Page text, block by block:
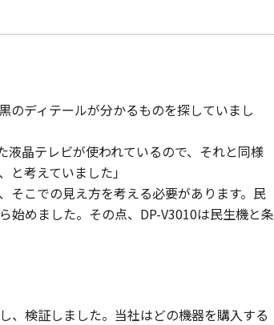
のディテールが分かるものを探していまし
液晶テレビが使われているので、それと同様
考えていました」
そこでの見え方を考える必要があります。民
始めました。その点、DP-V3010は民生機と条
、検証しました。当社はどの機器を購入する